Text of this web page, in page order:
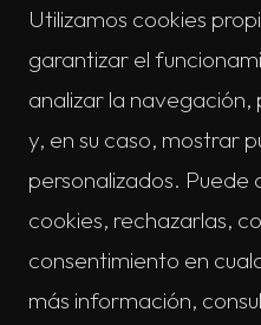
Utilizamos cookies
garantizar el
analizar la
y, en su caso, mostrar
personalizados.
cookies, rechazarlas,
consentimiento en
más información,